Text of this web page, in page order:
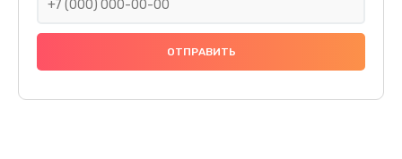
Ремонт капучинатора
600 руб.